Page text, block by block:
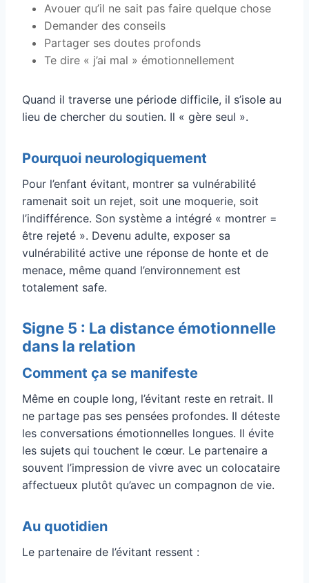
Avouer qu’il ne sait pas faire quelque chose
Demander des conseils
Partager ses doutes profonds
Te dire « j’ai mal » émotionnellement
Quand il traverse une période difficile, il s’isole au
lieu de chercher du soutien. Il « gère seul ».
Pourquoi neurologiquement
Pour l’enfant évitant, montrer sa vulnérabilité
ramenait soit un rejet, soit une moquerie, soit
l’indifférence. Son système a intégré « montrer =
être rejeté ». Devenu adulte, exposer sa
vulnérabilité active une réponse de honte et de
menace, même quand l’environnement est
totalement safe.
Signe 5 : La distance émotionnelle
dans la relation
Comment ça se manifeste
Même en couple long, l’évitant reste en retrait. Il
ne partage pas ses pensées profondes. Il déteste
les conversations émotionnelles longues. Il évite
les sujets qui touchent le cœur. Le partenaire a
souvent l’impression de vivre avec un colocataire
affectueux plutôt qu’avec un compagnon de vie.
Au quotidien
Le partenaire de l’évitant ressent :